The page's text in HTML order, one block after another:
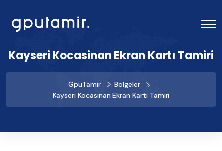
Kayseri Kocasinan Ekran Kartı Tamiri
GpuTamir
Bölgeler
Kayseri Kocasinan Ekran Kartı Tamiri